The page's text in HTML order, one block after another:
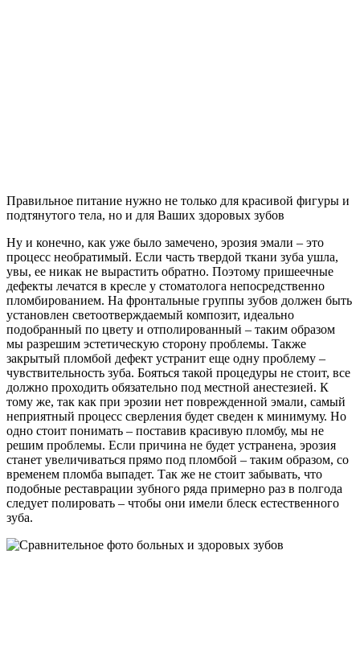
Правильное питание нужно не только для красивой фигуры и
подтянутого тела, но и для Ваших здоровых зубов
Ну и конечно, как уже было замечено, эрозия эмали – это
процесс необратимый. Если часть твердой ткани зуба ушла,
увы, ее никак не вырастить обратно. Поэтому пришеечные
дефекты лечатся в кресле у стоматолога непосредственно
пломбированием. На фронтальные группы зубов должен быть
установлен светоотверждаемый композит, идеально
подобранный по цвету и отполированный – таким образом
мы разрешим эстетическую сторону проблемы. Также
закрытый пломбой дефект устранит еще одну проблему –
чувствительность зуба. Бояться такой процедуры не стоит, все
должно проходить обязательно под местной анестезией. К
тому же, так как при эрозии нет поврежденной эмали, самый
неприятный процесс сверления будет сведен к минимуму. Но
одно стоит понимать – поставив красивую пломбу, мы не
решим проблемы. Если причина не будет устранена, эрозия
станет увеличиваться прямо под пломбой – таким образом, со
временем пломба выпадет. Так же не стоит забывать, что
подобные реставрации зубного ряда примерно раз в полгода
следует полировать – чтобы они имели блеск естественного
зуба.